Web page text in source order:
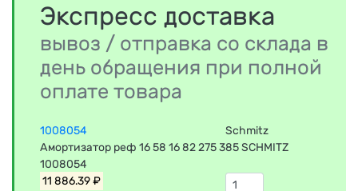
Экспресс доставка
вывоз / отправка со склада в
день обращения при полной
оплате товара
1008054
Schmitz
Амортизатор реф 16 58 16 82 275 385 SCHMITZ
1008054
11 886.39 ₽